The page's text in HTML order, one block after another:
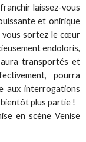
laissez-vous
et onirique
vous sortez le cœur
endoloris,
transportés et
pourra
aux interrogations
bientôt plus partie !
en scène Venise